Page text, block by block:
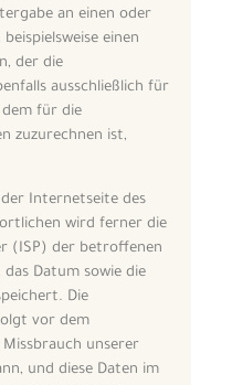
an einen oder
einen
der die
ausschließlich für
dem für die
zuzurechnen ist,
Internetseite des
wird ferner die
(ISP) der betroffenen
das Datum sowie die
Die
vor dem
unserer
und diese Daten im